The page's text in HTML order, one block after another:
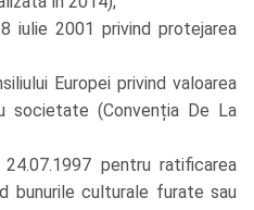
2001 privind protejarea
Europei privind valoarea
societate (Convenția De La
pentru ratificarea
bunurile culturale furate sau